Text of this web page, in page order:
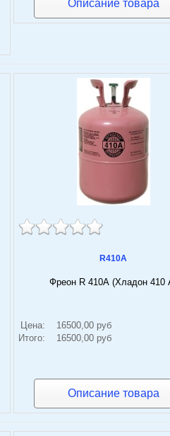
Описание товара
R410А
Фреон R 410А (Хладон 410
Цена:
16500,00 руб
Итого:
16500,00 руб
Описание товара